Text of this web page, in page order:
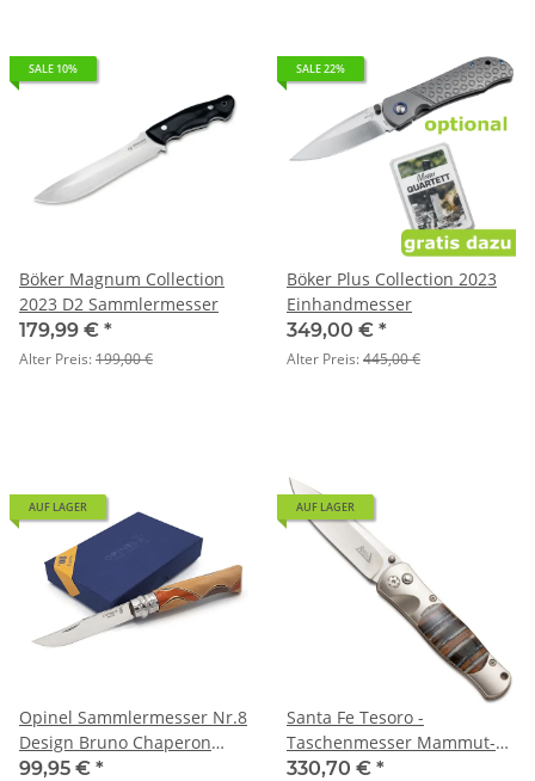
SALE 10%
Böker Magnum Collection
2023 D2 Sammlermesser
179,99 € *
Alter Preis:199,00 €
SALE 22%
Böker Plus Collection 2023
Einhandmesser
349,00 € *
Alter Preis:445,00 €
AUF LAGER
Opinel Sammlermesser Nr.8
Design Bruno Chaperon
individuelle Holzauswahl
99,95 € *
AUF LAGER
Santa Fe Tesoro -
Taschenmesser Mammut-
Zahn, VG-10
330,70 € *